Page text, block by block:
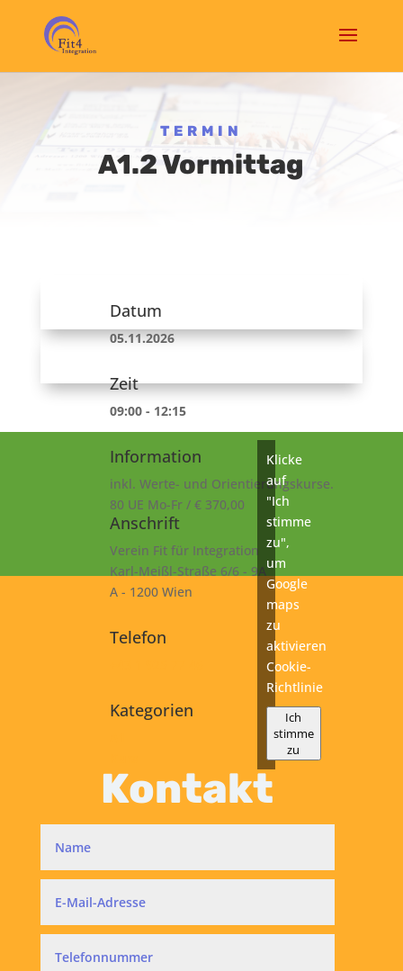
TERMIN
A1.2 Vormittag
Datum
05.11.2026
Zeit
09:00 - 12:15
Information
inkl. Werte- und Orientierungskurse.
80 UE Mo-Fr / € 370,00
Anschrift
Verein Fit für Integration
Karl-Meißl-Straße 6/6 - 9A
A - 1200 Wien
Telefon
Kategorien
Klicke
auf
"Ich
stimme
zu",
um
Google
maps
zu
aktivieren
Cookie-
Richtlinie
Ich
stimme
zu
Kontakt